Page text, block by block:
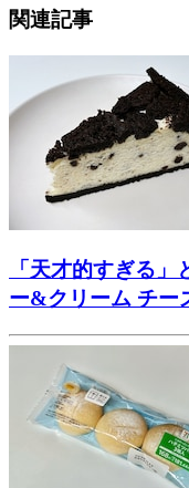
関連記事
「天才的すぎる
ー&クリーム チー